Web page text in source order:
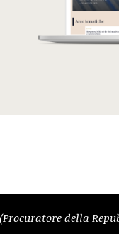
(Procuratore della